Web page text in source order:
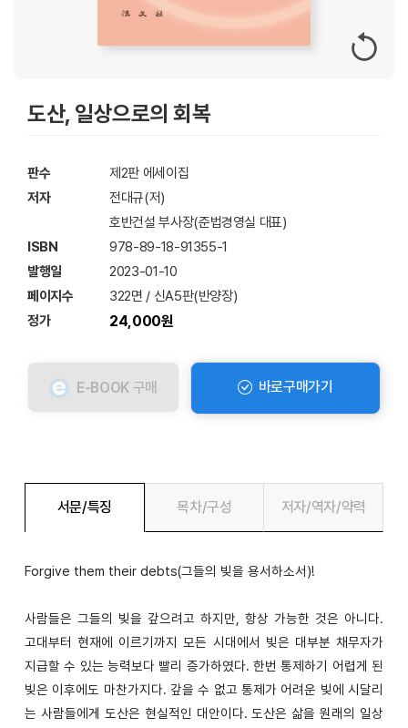
도산, 일상으로의 회복
판수
제2판 에세이집
저자
전대규(저)
호반건설 부사장(준법경영실 대표)
ISBN
978-89-18-91355-1
발행일
2023-01-10
페이지수
322면 / 신A5판(반양장)
정가
24,000원
E-BOOK 구매 바로구매가기
서문/특징 목차/구성 저자/역자/약력
Forgive them their debts(그들의 빚을 용서하소서)!
사람들은 그들의 빚을 갚으려고 하지만, 항상 가능한 것은 아니다.
고대부터 현재에 이르기까지 모든 시대에서 빚은 대부분 채무자가
지급할 수 있는 능력보다 빨리 증가하였다. 한번 통제하기 어렵게 된
빚은 이후에도 마찬가지다. 갚을 수 없고 통제가 어려운 빚에 시달리
는 사람들에게 도산은 현실적인 대안이다. 도산은 삶을 원래의 일상